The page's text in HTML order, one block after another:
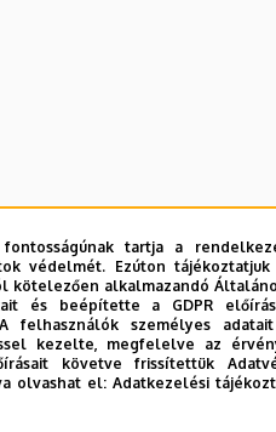
tartja a
védelmét. Ezúton
kötelezően alkalmazandó
és beépítette a GDPR
felhasználók személyes
kezelte, megfelelve az
követve frissítettük
olvashat el:Adatkezelési